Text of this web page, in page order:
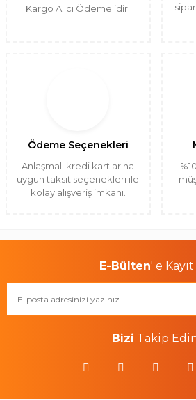
Kargo Alıcı Ödemelidir.
Ödeme Seçenekleri
Anlaşmalı kredi kartlarına
uygun taksit seçenekleri ile
kolay alışveriş imkanı.
E-Bülten' e
Bizi Takip